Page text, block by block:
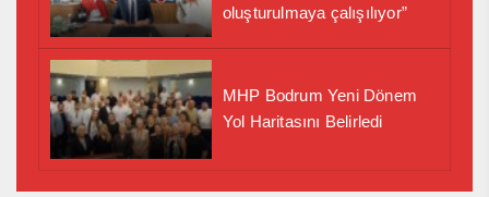
oluşturulmaya çalışılıyor”
MHP Bodrum Yeni Dönem
Yol Haritasını Belirledi